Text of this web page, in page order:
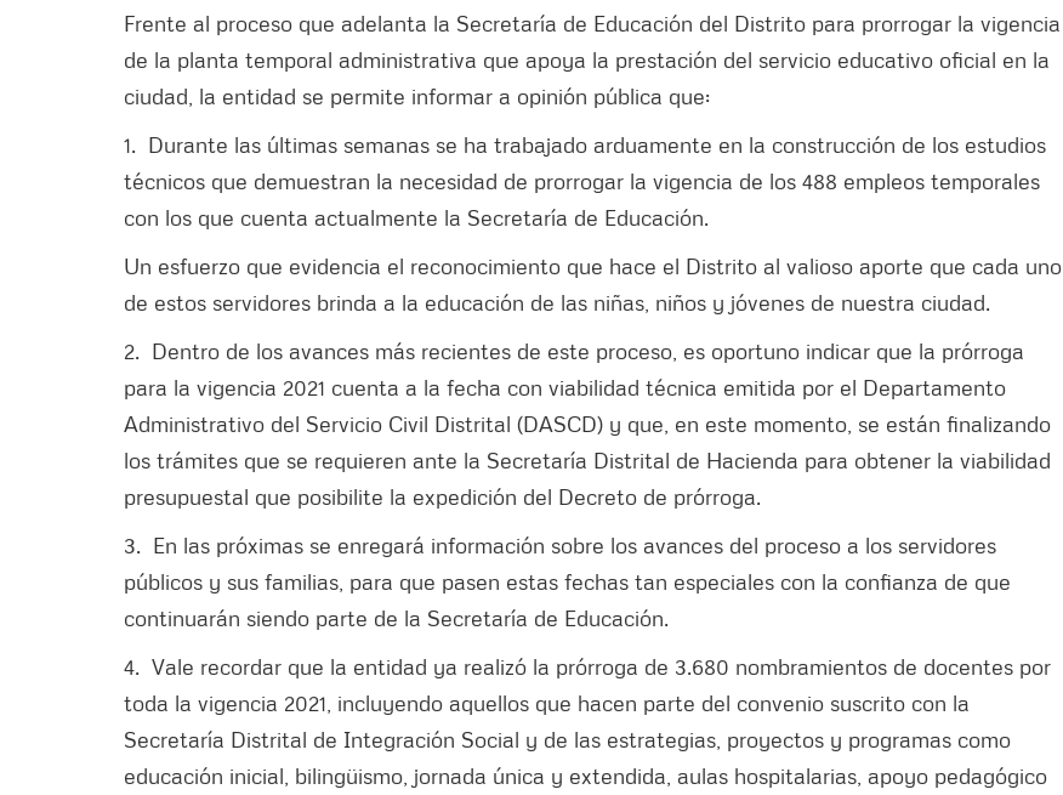
Frente al proceso que adelanta la Secretaría de Educación del Distrito para prorrogar la vigencia
de la planta temporal administrativa que apoya la prestación del servicio educativo oficial en la
ciudad, la entidad se permite informar a opinión pública que:
1. Durante las últimas semanas se ha trabajado arduamente en la construcción de los estudios
técnicos que demuestran la necesidad de prorrogar la vigencia de los 488 empleos temporales
con los que cuenta actualmente la Secretaría de Educación.
Un esfuerzo que evidencia el reconocimiento que hace el Distrito al valioso aporte que cada uno
de estos servidores brinda a la educación de las niñas, niños y jóvenes de nuestra ciudad.
2. Dentro de los avances más recientes de este proceso, es oportuno indicar que la prórroga
para la vigencia 2021 cuenta a la fecha con viabilidad técnica emitida por el Departamento
Administrativo del Servicio Civil Distrital (DASCD) y que, en este momento, se están finalizando
los trámites que se requieren ante la Secretaría Distrital de Hacienda para obtener la viabilidad
presupuestal que posibilite la expedición del Decreto de prórroga.
3. En las próximas se enregará información sobre los avances del proceso a los servidores
públicos y sus familias, para que pasen estas fechas tan especiales con la confianza de que
continuarán siendo parte de la Secretaría de Educación.
4. Vale recordar que la entidad ya realizó la prórroga de 3.680 nombramientos de docentes por
toda la vigencia 2021, incluyendo aquellos que hacen parte del convenio suscrito con la
Secretaría Distrital de Integración Social y de las estrategias, proyectos y programas como
educación inicial, bilingüismo, jornada única y extendida, aulas hospitalarias, apoyo pedagógico